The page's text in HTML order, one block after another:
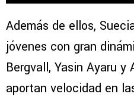
Además de ellos,
jóvenes con gran
Bergvall, Yasin Ayaru y
aportan velocidad en